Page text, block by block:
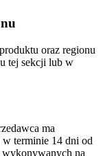
oraz regionu
tej sekcji lub w
ma
terminie 14 dni od
na